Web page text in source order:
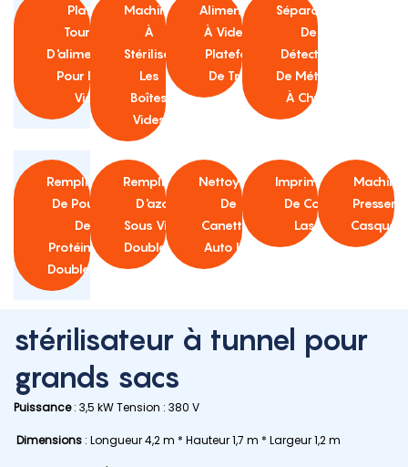
Plateau
Tournant
D'alimentation
Pour Boîtes
Vides
Machine
À
Stériliser
Les
Boîtes
Vides
Alimentateur
À Vide Avec
Plateforme
De Travail
Séparateur
De
Détection
De Métaux
À Chute
Remplisseur
De Poudre
De
Protéines À
Double Tête
Remplisseur
D'azote
Sous Vide À
Double Tête
Nettoyeur
De
Canettes
Auto Ion
Imprimante
De Code
Laser
Machine
Presser
stérilisateur à tunnel pour
grands sacs
Puissance: 3,5 kW Tension : 380 V
Dimensions : Longueur 4,2 m * Hauteur 1,7 m * Largeur 1,2 m